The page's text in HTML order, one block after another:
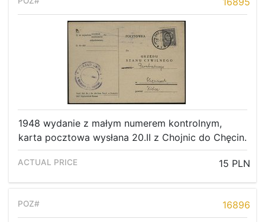
1948 wydanie z małym numerem kontrolnym,
karta pocztowa wysłana 20.II z Chojnic do Chęcin.
15 PLN
16896